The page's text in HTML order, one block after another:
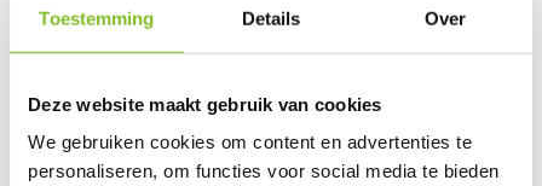
Toestemming Details Over
Deze website maakt gebruik van cookies
We gebruiken cookies om content en advertenties te
personaliseren, om functies voor social media te bieden
Do you have a question about this product?
Our employee is happy to help you find the right product